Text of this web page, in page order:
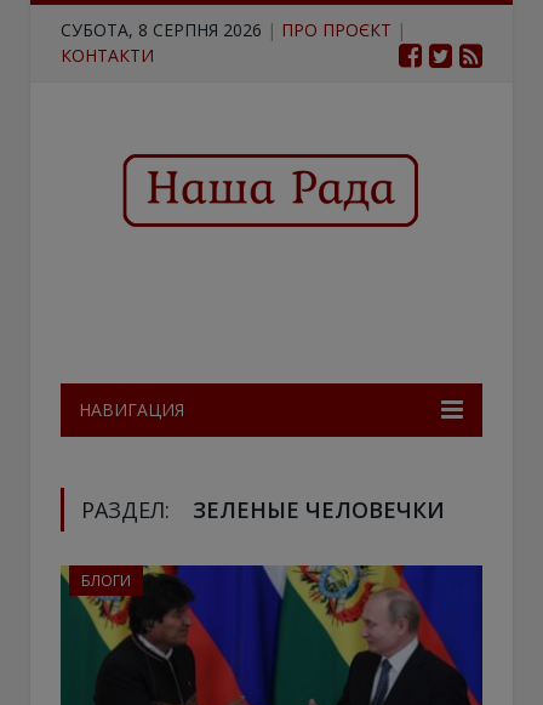
СУБОТА, 8 СЕРПНЯ 2026 | ПРО ПРОЄКТ |
КОНТАКТИ
НАВИГАЦИЯ
РАЗДЕЛ: ЗЕЛЕНЫЕ ЧЕЛОВЕЧКИ
БЛОГИ